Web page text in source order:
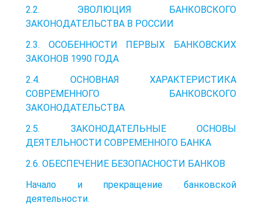
2.2. ЭВОЛЮЦИЯ БАНКОВСКОГО
ЗАКОНОДАТЕЛЬСТВА В РОССИИ
2.3. ОСОБЕННОСТИ ПЕРВЫХ БАНКОВСКИХ
ЗАКОНОВ 1990 ГОДА
2.4. ОСНОВНАЯ ХАРАКТЕРИСТИКА
СОВРЕМЕННОГО БАНКОВСКОГО
ЗАКОНОДАТЕЛЬСТВА
2.5. ЗАКОНОДАТЕЛЬНЫЕ ОСНОВЫ
ДЕЯТЕЛЬНОСТИ СОВРЕМЕННОГО БАНКА
2.6. ОБЕСПЕЧЕНИЕ БЕЗОПАСНОСТИ БАНКОВ
Начало и прекращение банковской
деятельности.